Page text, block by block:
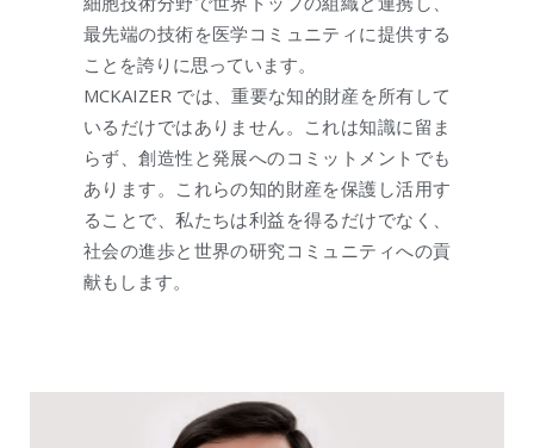
最先端の技術を医学コミュニティに提供する
ことを誇りに思っています。
MCKAIZER では、重要な知的財産を所有して
いるだけではありません。これは知識に留ま
らず、創造性と発展へのコミットメントでも
あります。これらの知的財産を保護し活用す
ることで、私たちは利益を得るだけでなく、
社会の進歩と世界の研究コミュニティへの貢
献もします。